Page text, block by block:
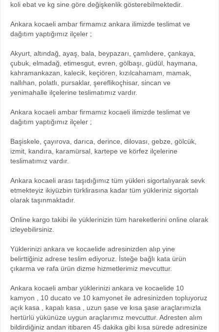
koli ebat ve kg sine göre değişkenlik gösterebilmektedir.
Ankara kocaeli ambar firmamız ankara ilimizde teslimat ve
dağıtım yaptığımız ilçeler ;
Akyurt, altındağ, ayaş, bala, beypazarı, çamlıdere, çankaya,
çubuk, elmadağ, etimesgut, evren, gölbaşı, güdül, haymana,
kahramankazan, kalecik, keçiören, kızılcahamam, mamak,
nallıhan, polatlı, pursaklar, şereflikoçhisar, sincan ve
yenimahalle ilçelerine teslimatımız vardır.
Ankara kocaeli ambar firmamız kocaeli ilimizde teslimat ve
dağıtım yaptığımız ilçeler ;
Başiskele, çayırova, darıca, derince, dilovası, gebze, gölcük,
izmit, kandıra, karamürsal, kartepe ve körfez ilçelerine
teslimatımız vardır.
Ankara kocaeli arası taşıdığımız tüm yükleri sigortalıyarak sevk
etmekteyiz ikiyüzbin türklirasına kadar tüm yükleriniz sigortalı
olarak taşınmaktadır.
Online kargo takibi ile yüklerinizin tüm hareketlerini online olarak
izleyebilirsiniz.
Yüklerinizi ankara ve kocaelide adresinizden alıp yine
belirttiğiniz adrese teslim ediyoruz. İsteğe bağlı kata ürün
çıkarma ve rafa ürün dizme hizmetlerimiz mevcuttur.
Ankara kocaeli ambar yüklerinizi ankara ve kocaelide 10
kamyon , 10 ducato ve 10 kamyonet ile adresinizden topluyoruz
açık kasa , kapalı kasa , uzun şase ve kısa şase araçlarımızla
hertürlü yükünüze uygun araçlarımız mevcuttur. Adresten alım
bildirdiğiniz andan itibaren 45 dakika gibi kısa sürede adresinize